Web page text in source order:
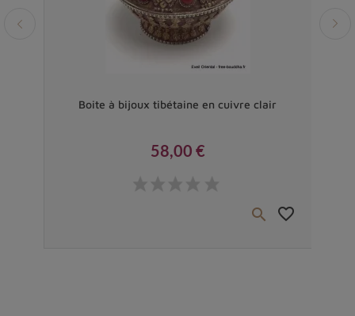
Boite à bijoux tibétaine en cuivre clair
58,00 €
 favorite_border